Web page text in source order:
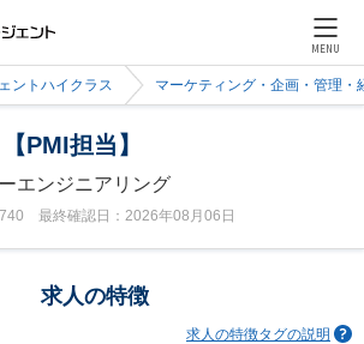
MENU
ントハイクラス マーケティング・企画・管理・
PMI担当】
エンジニアリング
最終確認日：2026年08月06日
求人の特徴
求人の特徴タグの説明